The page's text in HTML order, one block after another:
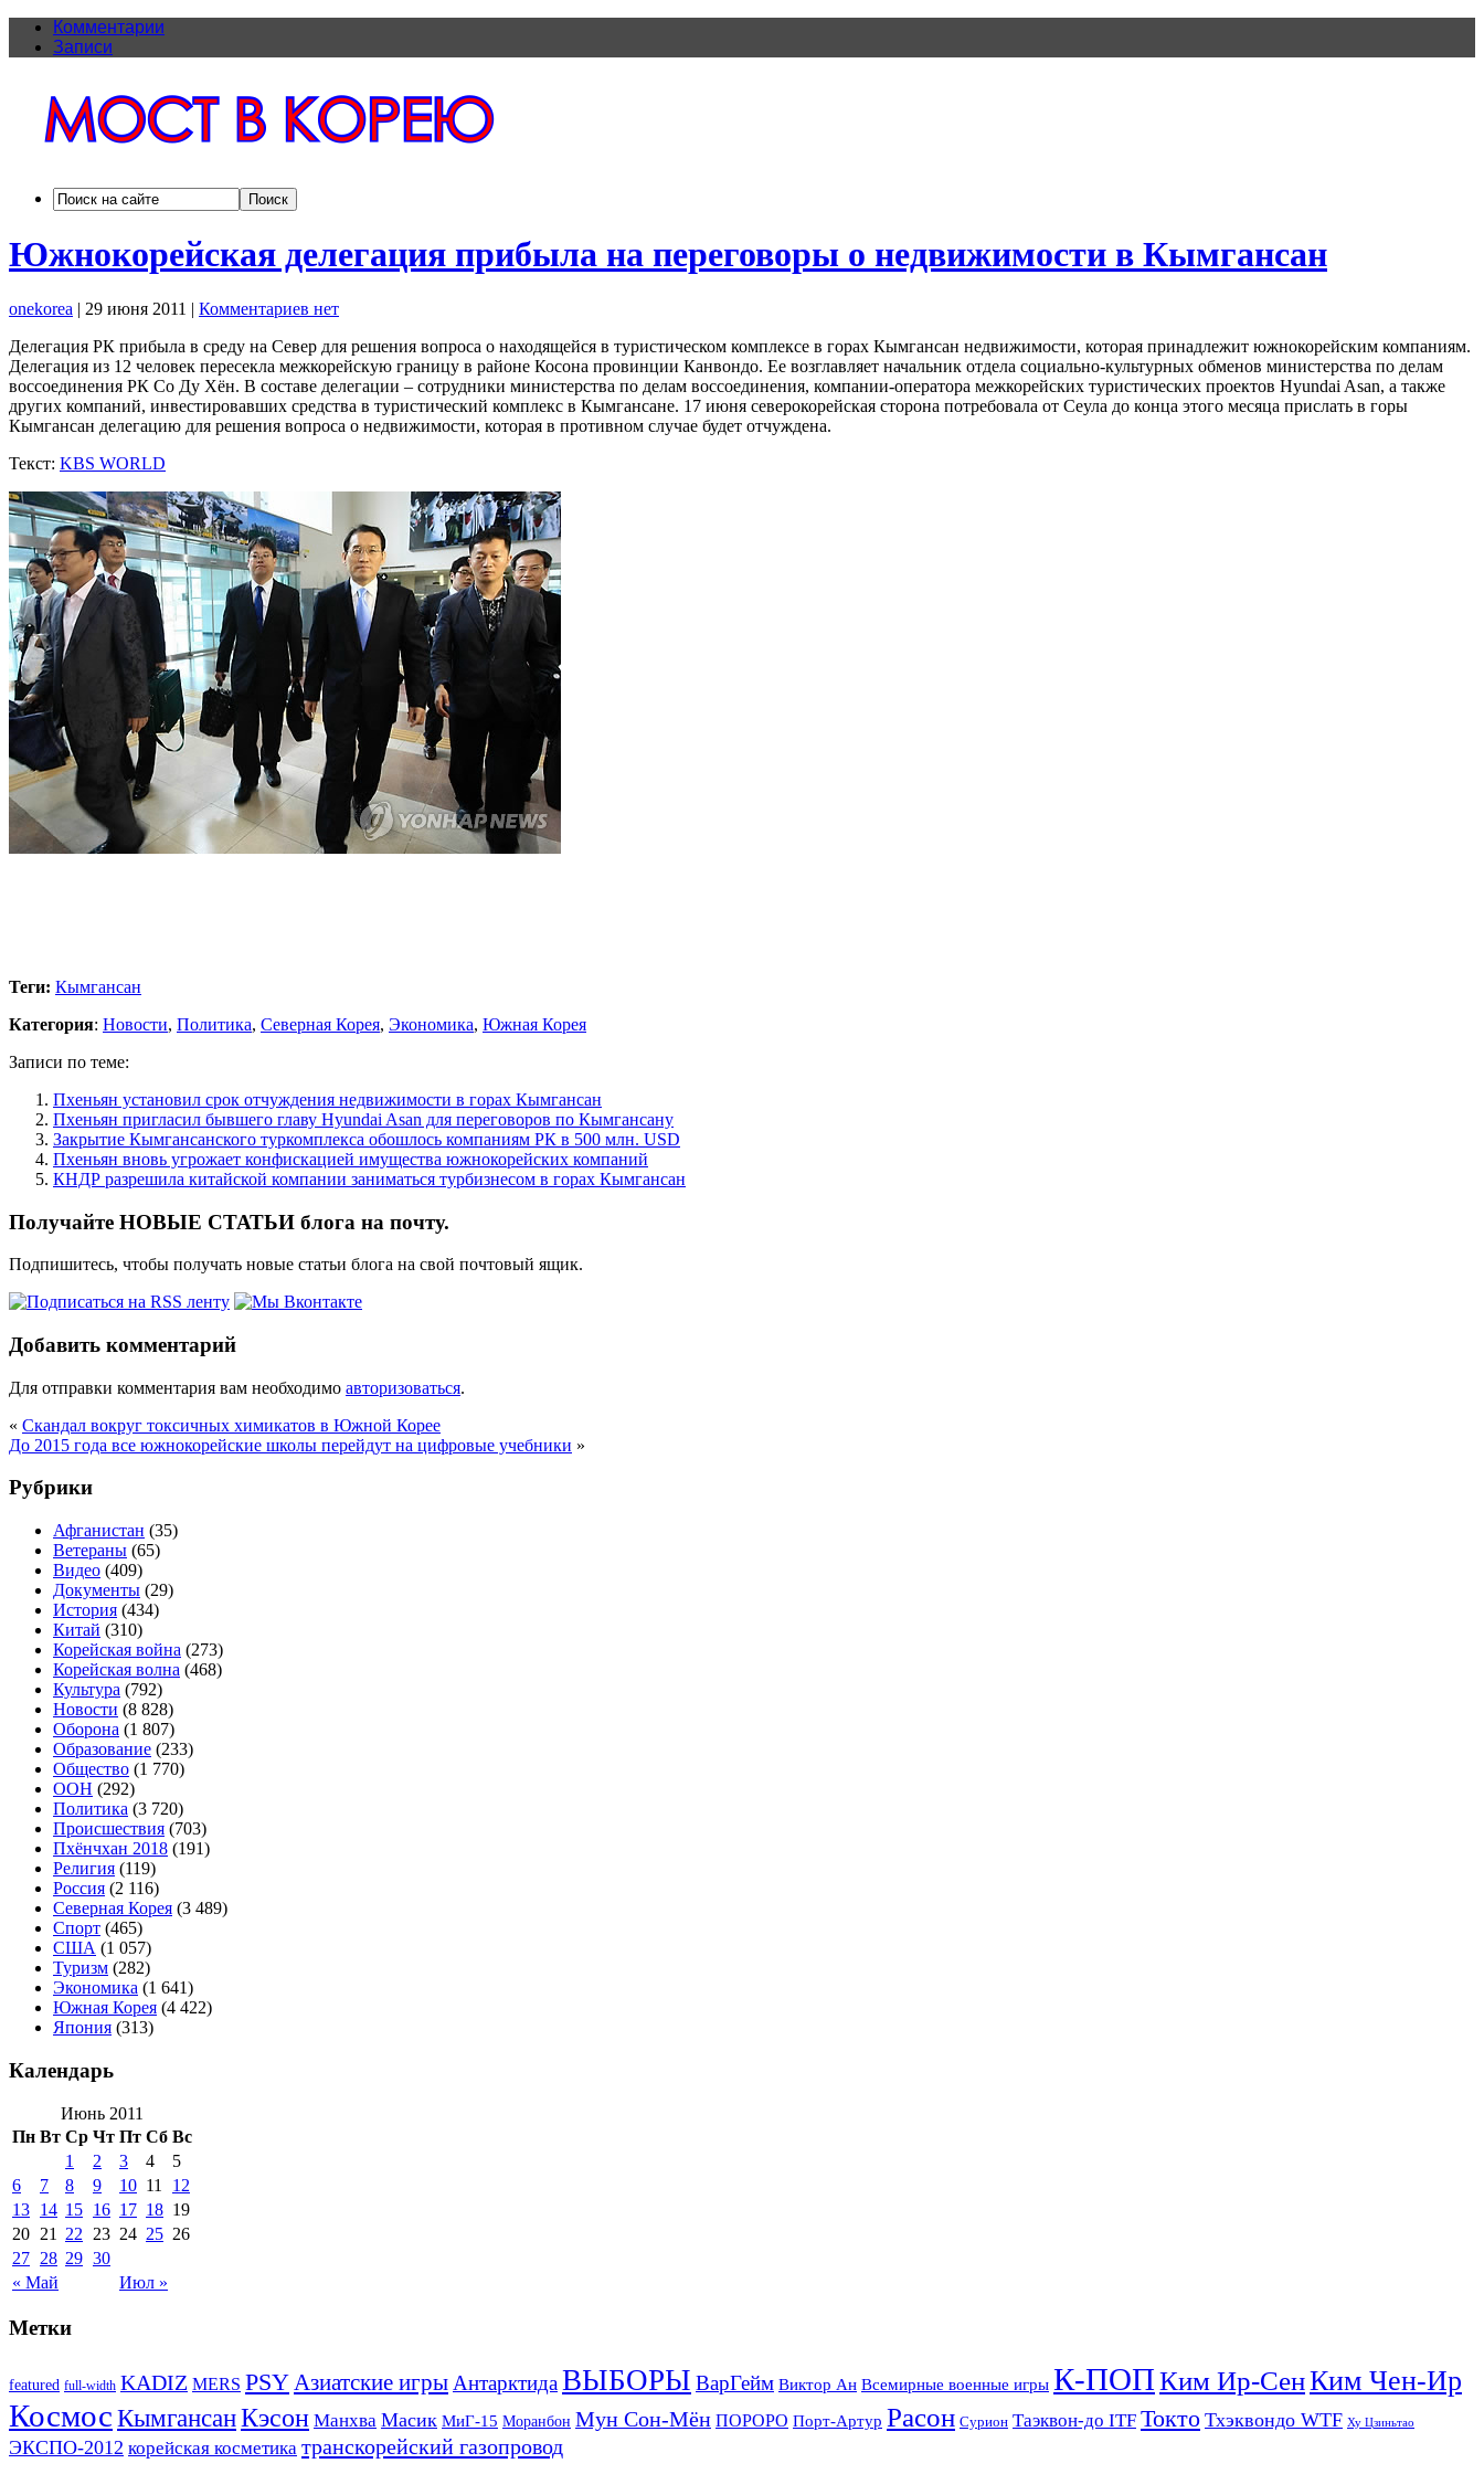
Комментарии
Записи
Южнокорейская делегация прибыла на переговоры о недвижимости в Кымгансан
onekorea | 29 июня 2011 | Комментариев нет
Делегация РК прибыла в среду на Север для решения вопроса о находящейся в туристическом комплексе в горах Кымгансан недвижимости, которая принадлежит южнокорейским компаниям.
Делегация из 12 человек пересекла межкорейскую границу в районе Косона провинции Канвондо. Ее возглавляет начальник отдела социально-культурных обменов министерства по делам
воссоединения РК Со Ду Хён. В составе делегации – сотрудники министерства по делам воссоединения, компании-оператора межкорейских туристических проектов Hyundai Asan, а также
других компаний, инвестировавших средства в туристический комплекс в Кымгансане. 17 июня северокорейская сторона потребовала от Сеула до конца этого месяца прислать в горы
Кымгансан делегацию для решения вопроса о недвижимости, которая в противном случае будет отчуждена.
Текст: KBS WORLD
Теги: Кымгансан
Категория: Новости, Политика, Северная Корея, Экономика, Южная Корея
Записи по теме:
Пхеньян установил срок отчуждения недвижимости в горах Кымгансан
Пхеньян пригласил бывшего главу Hyundai Asan для переговоров по Кымгансану
Закрытие Кымгансанского туркомплекса обошлось компаниям РК в 500 млн. USD
Пхеньян вновь угрожает конфискацией имущества южнокорейских компаний
КНДР разрешила китайской компании заниматься турбизнесом в горах Кымгансан
Получайте НОВЫЕ СТАТЬИ блога на почту.
Подпишитесь, чтобы получать новые статьи блога на свой почтовый ящик.
Добавить комментарий
Для отправки комментария вам необходимо авторизоваться.
« Скандал вокруг токсичных химикатов в Южной Корее
До 2015 года все южнокорейские школы перейдут на цифровые учебники »
Рубрики
Афганистан (35)
Ветераны (65)
Видео (409)
Документы (29)
История (434)
Китай (310)
Корейская война (273)
Корейская волна (468)
Культура (792)
Новости (8 828)
Оборона (1 807)
Образование (233)
Общество (1 770)
ООН (292)
Политика (3 720)
Происшествия (703)
Пхёнчхан 2018 (191)
Религия (119)
Россия (2 116)
Северная Корея (3 489)
Спорт (465)
США (1 057)
Туризм (282)
Экономика (1 641)
Южная Корея (4 422)
Япония (313)
Календарь
Июнь 2011
Пн Вт Ср Чт Пт Сб Вс
« Май Июл »
1 2 3 4
5
6
7 8 9 10 11
12
13 14 15 16 17 18 19
20 21 22 23 24 25 26
27 28 29 30
Метки
featured full-width KADIZ MERS PSYАзиатские игры АнтарктидаВЫБОРЫ ВарГейм Виктор Ан Всемирные военные игры К-ПОПКим Ир-СенКим Чен-Ир
Космос КымгансанКэсон Манхва Масик МиГ-15 Моранбон Мун Сон-Мён ПОРОРО Порт-Артур Расон Сурион Таэквон-до ITF Токто Тхэквондо WTF Ху Цзиньтао
ЭКСПО-2012 корейская косметика транскорейский газопровод